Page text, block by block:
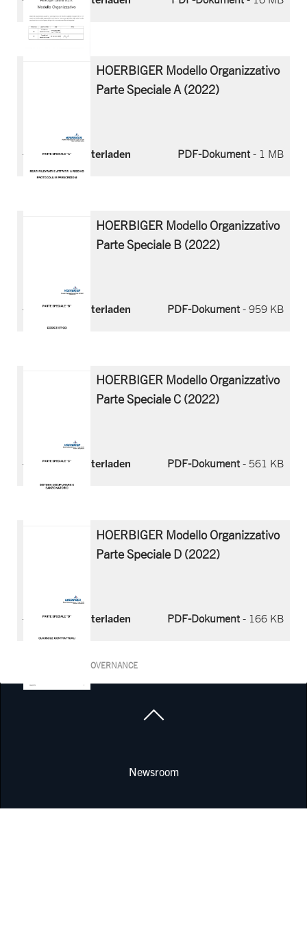
HOERBIGER Modello Organizzativo
Parte Speciale A (2022)
Jetzt herunterladen PDF-Dokument- 1 MB
HOERBIGER Modello Organizzativo
Parte Speciale B (2022)
Jetzt herunterladen PDF-Dokument- 959 KB
HOERBIGER Modello Organizzativo
Parte Speciale C (2022)
Jetzt herunterladen PDF-Dokument- 561 KB
HOERBIGER Modello Organizzativo
Parte Speciale D (2022)
Jetzt herunterladen PDF-Dokument- 166 KB
CORPORATE GOVERNANCE
Newsroom
Offene Stellen